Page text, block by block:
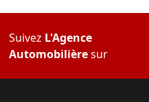
Suivez L'Agence
Automobilièresur